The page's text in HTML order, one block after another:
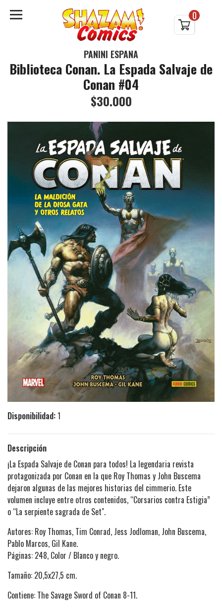
0
PANINI ESPAÑA
Biblioteca Conan. La Espada Salvaje de
Conan #04
$30.000
Disponibilidad:1
Descripción
¡La Espada Salvaje de Conan para todos! La legendaria revista
protagonizada por Conan en la que Roy Thomas y John Buscema
dejaron algunas de las mejores historias del cimmerio. Este
volumen incluye entre otros contenidos, “Corsarios contra Estigia”
o “La serpiente sagrada de Set".
Autores: Roy Thomas, Tim Conrad, Jess Jodloman, John Buscema,
Pablo Marcos, Gil Kane.
Páginas: 248, Color / Blanco y negro.
Tamaño: 20,5x27,5 cm.
Contiene: The Savage Sword of Conan 8-11.